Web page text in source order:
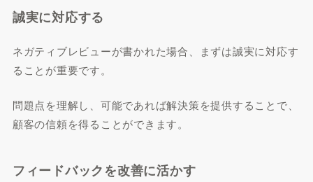
誠実に対応する
ネガティブレビューが書かれた場合、まずは誠実に対応す
ることが重要です。
問題点を理解し、可能であれば解決策を提供することで、
顧客の信頼を得ることができます。
フィードバックを改善に活かす